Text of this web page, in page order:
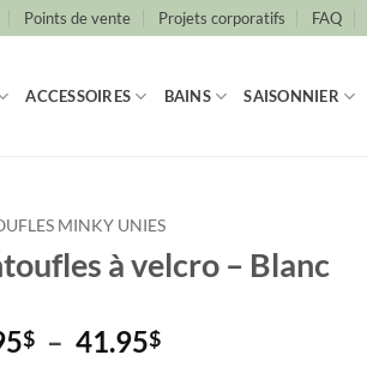
Points de vente Projets corporatifs FAQ
ACCESSOIRES BAINS SAISONNIER
MINKY UNIES
à velcro – Blanc
$ – 41.95$Plage